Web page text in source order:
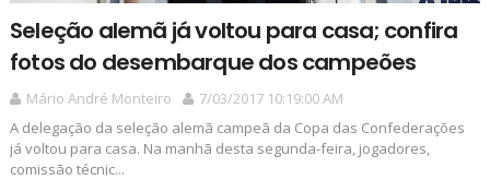
Seleção alemã já voltou para casa; confira
fotos do desembarque dos campeões
Mário André Monteiro
7/03/2017 10:19:00 AM
A delegação da seleção alemã campeã da Copa das Confederações
já voltou para casa. Na manhã desta segunda-feira, jogadores,
comissão técnic...